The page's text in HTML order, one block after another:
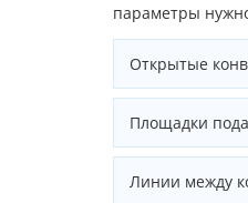
параметры
Открытые
Площадки
Линии между